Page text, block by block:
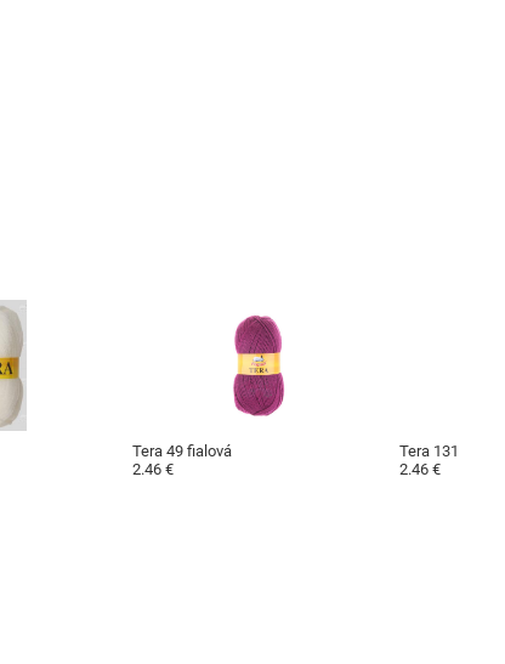
Tera 49 fialová
2.46 €
Tera 131
2.46 €